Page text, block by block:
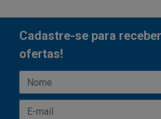
Cadastre-se para
ofertas!